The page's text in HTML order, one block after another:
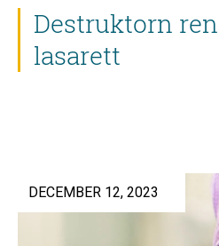
Destruktorn
lasarett
DECEMBER 12, 2023